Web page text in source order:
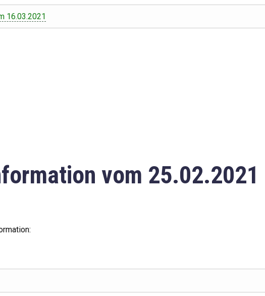
16.03.2021
vom 25.02.2021